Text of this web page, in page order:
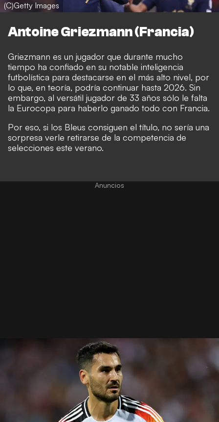
(C)Getty Images
Antoine Griezmann (Francia)
Griezmann es un jugador que durante mucho
tiempo ha confiado en su notable inteligencia
futbolística para destacarse en el más alto nivel, por
lo que, en teoría, podría continuar hasta 2026. Sin
embargo, al versátil jugador de 33 años sólo le falta
la Eurocopa para haberlo ganado todo con Francia.
Por eso, si los Bleus consiguen el título, no sería una
sorpresa verle retirarse de la competencia de
selecciones este verano.